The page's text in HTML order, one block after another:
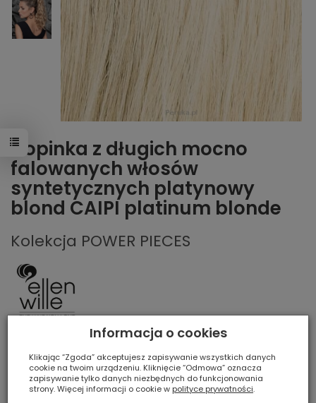
Dopinka z długich mocno
falowanych włosów
syntetycznych platynowy
blond CAIPI platinum blonde
Kolekcja POWER PIECES
Obserwuj produkt:
Producent:Ellen Wille
Informacja o cookies
Klikając “Zgoda” akceptujesz zapisywanie wszystkich danych
cookie na twoim urządzeniu. Kliknięcie “Odmowa” oznacza
zapisywanie tylko danych niezbędnych do funkcjonowania
strony. Więcej informacji o cookie w polityce prywatności.